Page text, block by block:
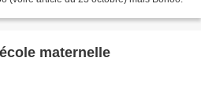
maternelle